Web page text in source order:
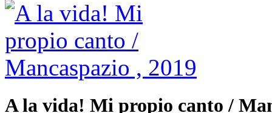
A la vida! Mi propio canto /